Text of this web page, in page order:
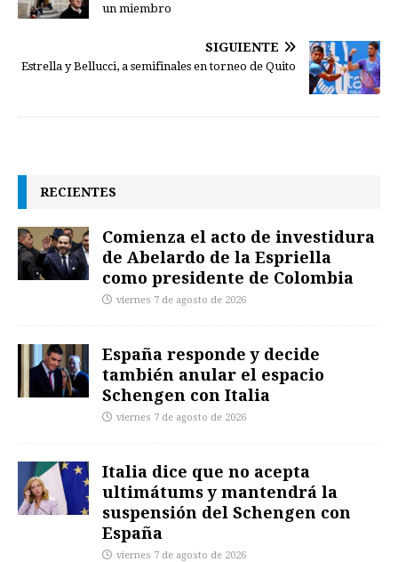
un miembro
SIGUIENTE
Estrella y Bellucci, a semifinales en torneo de Quito
RECIENTES
Comienza el acto de investidura
de Abelardo de la Espriella
como presidente de Colombia
viernes 7 de agosto de 2026
España responde y decide
también anular el espacio
Schengen con Italia
viernes 7 de agosto de 2026
Italia dice que no acepta
ultimátums y mantendrá la
suspensión del Schengen con
España
viernes 7 de agosto de 2026